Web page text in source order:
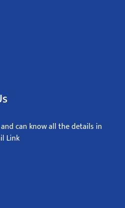
can know all the details in
Link